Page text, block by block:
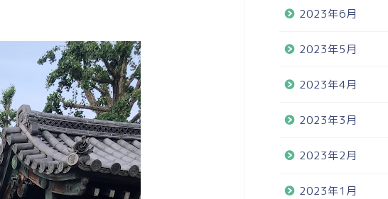
2023年6月
2023年5月
2023年4月
2023年3月
2023年2月
2023年1月